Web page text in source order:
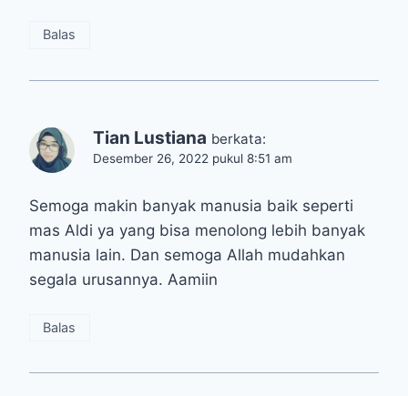
Balas
Tian Lustiana berkata:
Desember 26, 2022 pukul 8:51 am
Semoga makin banyak manusia baik seperti
mas Aldi ya yang bisa menolong lebih banyak
manusia lain. Dan semoga Allah mudahkan
segala urusannya. Aamiin
Balas